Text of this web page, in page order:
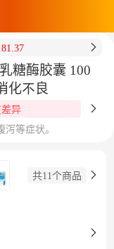
81.37
糖酶胶囊 100
化不良
异
等症状。
共11个商品